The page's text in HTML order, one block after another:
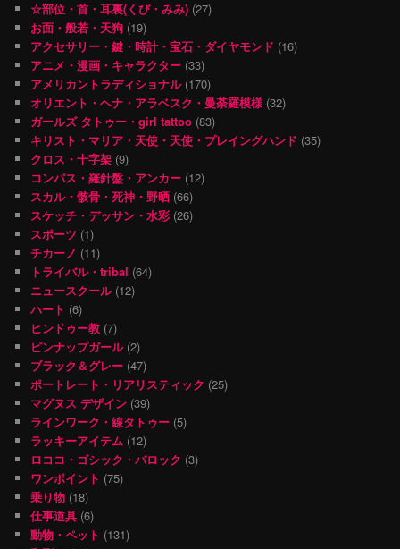
☆部位・首・耳裏(くび・みみ) (27)
お面・般若・天狗 (19)
アクセサリー・鍵・時計・宝石・ダイヤモンド (16)
アニメ・漫画・キャラクター (33)
アメリカントラディショナル(170)
オリエント・ヘナ・アラベスク・曼荼羅模様 (32)
ガールズ タトゥー・girl tattoo (83)
キリスト・マリア・天使・天使・プレイングハンド (35)
クロス・十字架 (9)
コンパス・羅針盤・アンカー (12)
スカル・骸骨・死神・野晒 (66)
スケッチ・デッサン・水彩 (26)
スポーツ (1)
チカーノ (11)
トライバル・tribal (64)
ニュースクール(12)
ハート (6)
ヒンドゥー教 (7)
ピンナップガール(2)
ブラック＆グレー (47)
ポートレート・リアリスティック (25)
マグヌス デザイン (39)
ラインワーク・線タトゥー (5)
ラッキーアイテム (12)
ロココ・ゴシック・バロック (3)
ワンポイント (75)
乗り物 (18)
仕事道具 (6)
動物・ペット (131)